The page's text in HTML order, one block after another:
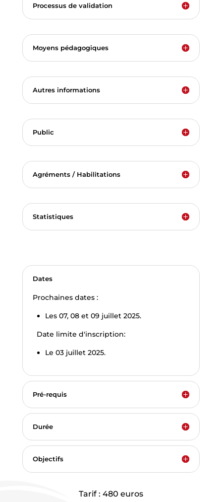
Processus de validation
Moyens pédagogiques
Autres informations
Public
Agréments / Habilitations
Statistiques
Dates
Prochaines dates :
Les 07, 08 et 09 juillet 2025.
Date limite d'inscription:
Le 03 juillet 2025.
Pré-requis
Durée
Objectifs
Tarif : 480 euros